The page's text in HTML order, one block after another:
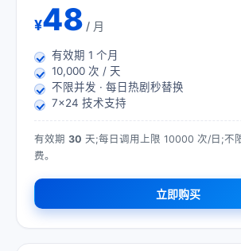
¥48 / 月
有效期 1 个月
10,000 次 / 天
不限并发 · 每日热剧秒替换
7×24 技术支持
有效期 30 天;每日调用上限 10000 次/日;不
费。
立即购买